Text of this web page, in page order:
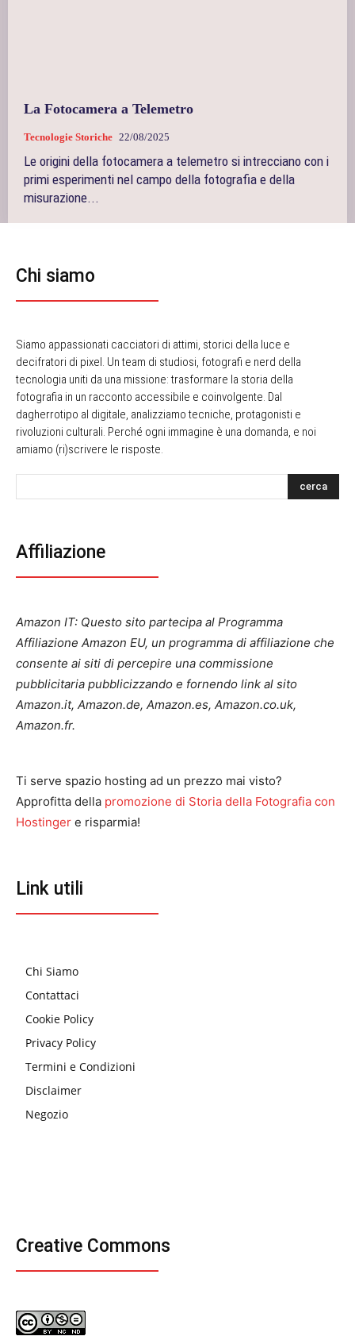
La Fotocamera a Telemetro
Tecnologie Storiche 22/08/2025
Le origini della fotocamera a telemetro si intrecciano con i
primi esperimenti nel campo della fotografia e della
misurazione...
Chi siamo
Siamo appassionati cacciatori di attimi, storici della luce e
decifratori di pixel. Un team di studiosi, fotografi e nerd della
tecnologia uniti da una missione: trasformare la storia della
fotografia in un racconto accessibile e coinvolgente. Dal
dagherrotipo al digitale, analizziamo tecniche, protagonisti e
rivoluzioni culturali. Perché ogni immagine è una domanda, e noi
amiamo (ri)scrivere le risposte.
cerca
Affiliazione
Amazon IT: Questo sito partecipa al Programma
Affiliazione Amazon EU, un programma di affiliazione che
consente ai siti di percepire una commissione
pubblicitaria pubblicizzando e fornendo link al sito
Amazon.it, Amazon.de, Amazon.es, Amazon.co.uk,
Amazon.fr.
Ti serve spazio hosting ad un prezzo mai visto?
Approfitta della promozione di Storia della Fotografia con
Hostinger e risparmia!
Link utili
Chi Siamo
Contattaci
Cookie Policy
Privacy Policy
Termini e Condizioni
Disclaimer
Negozio
Creative Commons